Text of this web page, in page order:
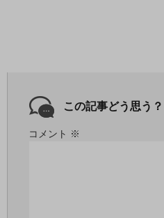
この記事どう思う？
コメント ※